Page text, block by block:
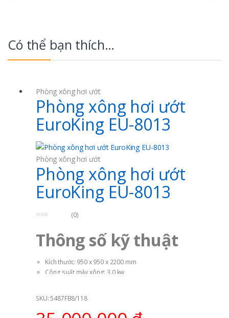
Có thể bạn thích…
Phòng xông hơi ướt
Phòng xông hơi ướt
EuroKing EU-8013
Phòng xông hơi ướt
Phòng xông hơi ướt
EuroKing EU-8013
u
5
(0)
Thông số kỹ thuật
Kích thước: 950 x 950 x 2200 mm
Công suất máy xông: 3.0 kw
Loại sản phẩm: Phòng xông hơi ướt
Mã sản phẩm: EuroKing EU-8013
SKU: 5487FB8/118